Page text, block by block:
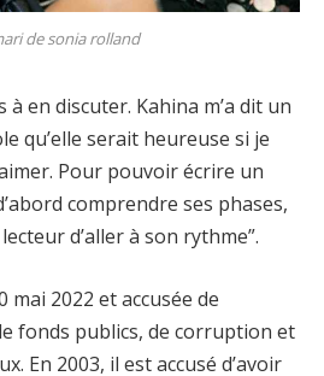
de sonia rolland
à en discuter. Kahina m’a dit un
qu’elle serait heureuse si je
Pour pouvoir écrire un
comprendre ses phases,
d’aller à son rythme”.
mai 2022 et accusée de
fonds publics, de corruption et
En 2003, il est accusé d’avoir